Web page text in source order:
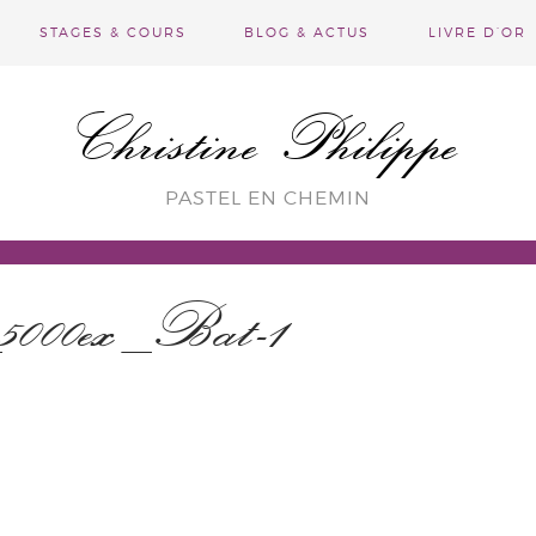
STAGES & COURS BLOG & ACTUS LIVRE D’OR
Christine Philippe
PASTEL EN CHEMIN
1